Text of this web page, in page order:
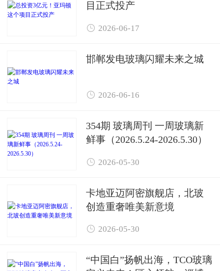
目正式投产
 2026-06-17
邯郸发电玻璃闪耀未来之城
 2026-06-16
354期 玻璃周刊 一周玻璃新
鲜事（2026.5.24-2026.5.30）
 2026-05-30
卡地亚迈阿密旗舰店，北玻
创造重奢唯美新意境
 2026-05-30
“中国白”扬帆出海，TCO玻璃